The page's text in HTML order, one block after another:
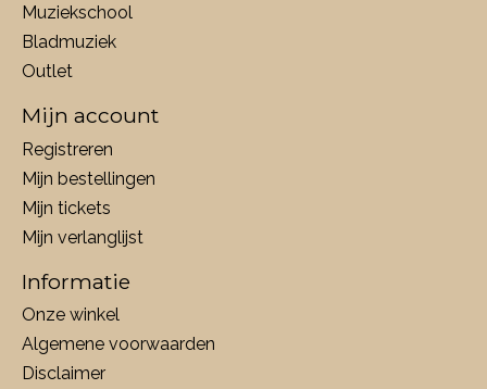
Muziekschool
Bladmuziek
Outlet
Mijn account
Registreren
Mijn bestellingen
Mijn tickets
Mijn verlanglijst
Informatie
Onze winkel
Algemene voorwaarden
Disclaimer